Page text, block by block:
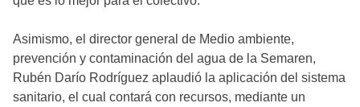
Asimismo, el director general de Medio ambiente,
prevención y contaminación del agua de la Semaren,
Rubén Darío Rodríguez aplaudió la aplicación del sistema
sanitario, el cual contará con recursos, mediante un